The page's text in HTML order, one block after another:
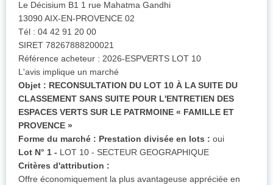
Le Décisium B1 1 rue Mahatma Gandhi
13090 AIX-EN-PROVENCE 02
Tél : 04 42 91 20 00
SIRET 78267888200021
Référence acheteur : 2026-ESPVERTS LOT 10
L'avis implique un marché
Objet : RECONSULTATION DU LOT 10 À LA SUITE DU
CLASSEMENT SANS SUITE POUR L'ENTRETIEN DES
ESPACES VERTS SUR LE PATRMOINE « FAMILLE ET
PROVENCE »
Forme du marché : Prestation divisée en lots : oui
Lot N° 1 - LOT 10 - SECTEUR GEOGRAPHIQUE
Critères d'attribution :
Offre économiquement la plus avantageuse appréciée en